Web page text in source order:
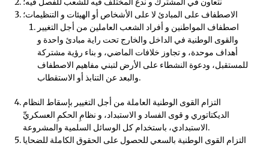
الاصطفاف على المبادئ لا على الأشخاص أو الهيئات و التنظيمات؛
اصطفاف المواطنين و أفراد الشعب العاملين من أجل التغيير
والقوى الوطنية في الداخل والخارج تحت راية مبادئ واحدة و
أهداف موحدة، و تجاوز خلافات الماضي، و بناء رؤية مشتركة
للمستقبل، ودعوة النشطاء على الأرض لتبني مفاهيم الاصطفاف
والبعد عن التنابذ أو الاستقطاب.
التزام القوى الوطنية العاملة من أجل التغيير بإسقاط النظام
الديكتاتوري و قوى الفساد و الاستبداد، و نظامِ الحكمِ العسكريِّ
الاستبدادي، باستخدام كل الوسائل السلمية والمشروعة.
التزام القوى الوطنية بالسعي للحصول على الحقوق الكاملة للضحايا